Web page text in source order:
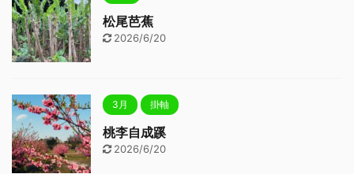
松尾芭蕉
2026/6/20
3月 掛軸
桃李自成蹊
2026/6/20